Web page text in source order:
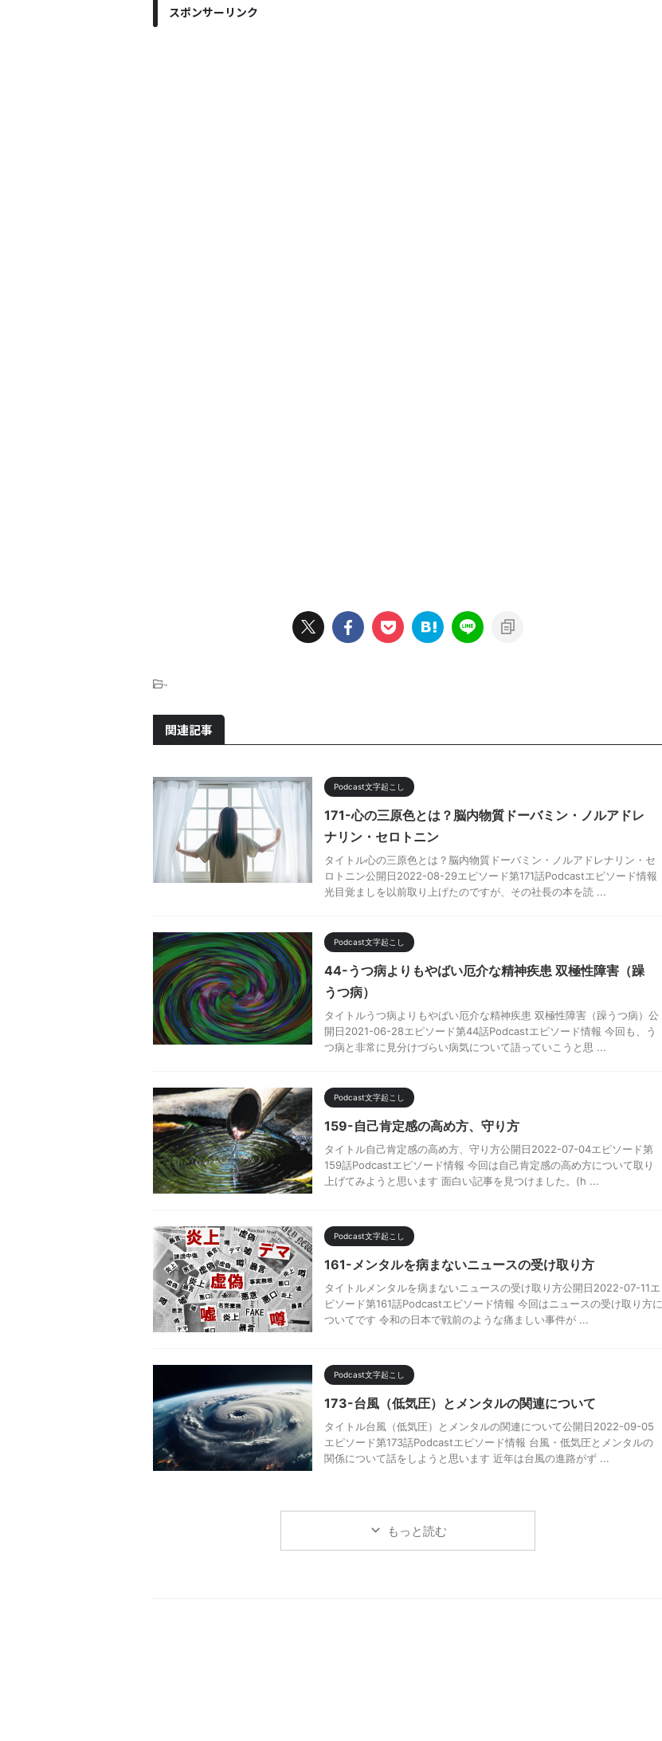
スポンサーリンク
-
関連記事
Podcast文字起こし
171-心の三原色とは？脳内物質ドーバミン・ノルアドレ
ナリン・セロトニン
タイトル心の三原色とは？脳内物質ドーバミン・ノルアドレナリン・セ
ロトニン公開日2022-08-29エピソード第171話Podcastエピソード情報
光目覚ましを以前取り上げたのですが、その社長の本を読 ...
Podcast文字起こし
44-うつ病よりもやばい厄介な精神疾患 双極性障害（躁
うつ病）
タイトルうつ病よりもやばい厄介な精神疾患 双極性障害（躁うつ病）公
開日2021-06-28エピソード第44話Podcastエピソード情報 今回も、う
つ病と非常に見分けづらい病気について語っていこうと思 ...
Podcast文字起こし
159-自己肯定感の高め方、守り方
タイトル自己肯定感の高め方、守り方公開日2022-07-04エピソード第
159話Podcastエピソード情報 今回は自己肯定感の高め方について取り
上げてみようと思います 面白い記事を見つけました。(h ...
Podcast文字起こし
161-メンタルを病まないニュースの受け取り方
タイトルメンタルを病まないニュースの受け取り方公開日2022-07-11エ
ピソード第161話Podcastエピソード情報 今回はニュースの受け取り方に
ついてです 令和の日本で戦前のような痛ましい事件が ...
Podcast文字起こし
173-台風（低気圧）とメンタルの関連について
タイトル台風（低気圧）とメンタルの関連について公開日2022-09-05
エピソード第173話Podcastエピソード情報 台風・低気圧とメンタルの
関係について話をしようと思います 近年は台風の進路がず ...
もっと読む